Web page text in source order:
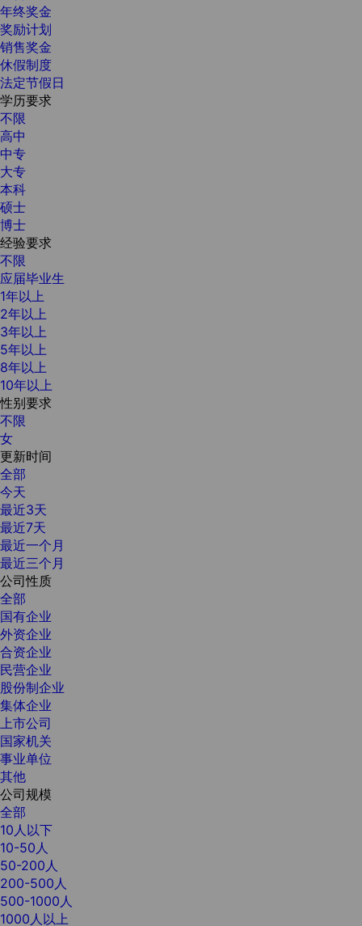
年终奖金
奖励计划
销售奖金
休假制度
法定节假日
学历要求
不限
高中
中专
大专
本科
硕士
博士
经验要求
不限
应届毕业生
1年以上
2年以上
3年以上
5年以上
8年以上
10年以上
性别要求
不限
女
更新时间
全部
今天
最近3天
最近7天
最近一个月
最近三个月
公司性质
全部
国有企业
外资企业
合资企业
民营企业
股份制企业
集体企业
上市公司
国家机关
事业单位
其他
公司规模
全部
10人以下
10-50人
50-200人
200-500人
500-1000人
1000人以上